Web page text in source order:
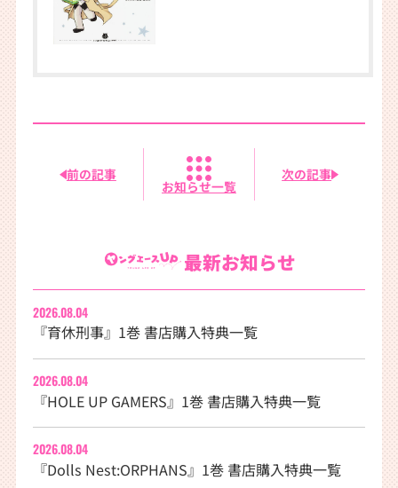
前の記事
お知らせ一覧
次の記事
最新お知らせ
2026.08.04
『育休刑事』1巻 書店購入特典一覧
2026.08.04
『HOLE UP GAMERS』1巻 書店購入特典一覧
2026.08.04
『Dolls Nest:ORPHANS』1巻 書店購入特典一覧